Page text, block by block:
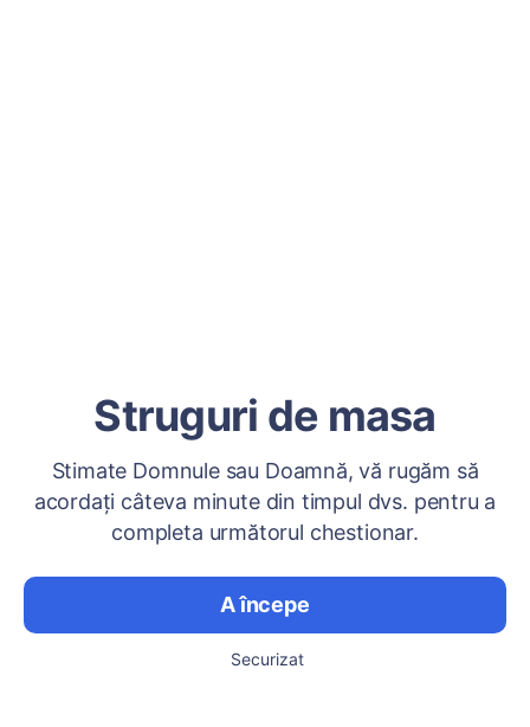
Struguri de masa
Stimate Domnule sau Doamnă, vă rugăm să
acordați câteva minute din timpul dvs. pentru a
completa următorul chestionar.
A începe
Securizat